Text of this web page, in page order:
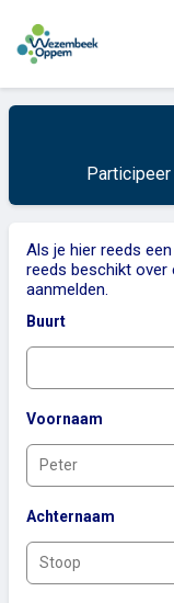
Als je hier reeds
reeds beschikt over
aanmelden.
Buurt
Voornaam
Achternaam